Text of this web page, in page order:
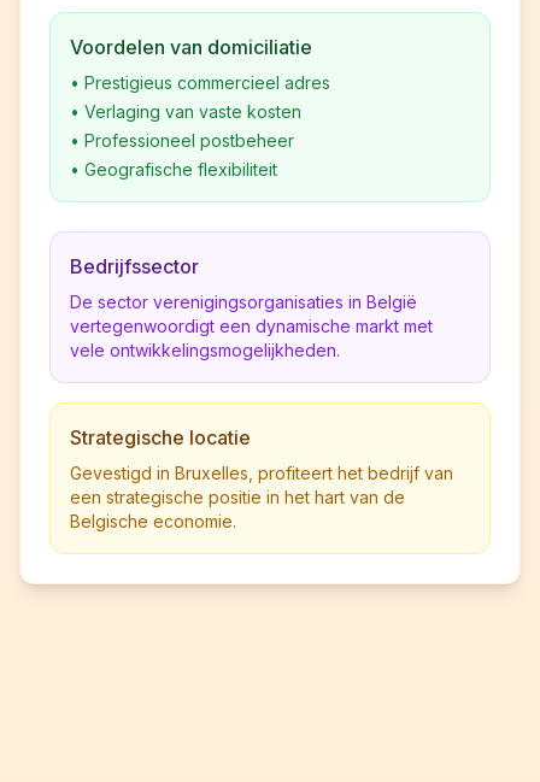
Voordelen van domiciliatie
• Prestigieus commercieel adres
• Verlaging van vaste kosten
• Professioneel postbeheer
• Geografische flexibiliteit
Bedrijfssector
De sector verenigingsorganisaties in België
vertegenwoordigt een dynamische markt met
vele ontwikkelingsmogelijkheden.
Strategische locatie
Gevestigd in Bruxelles, profiteert het bedrijf van
een strategische positie in het hart van de
Belgische economie.